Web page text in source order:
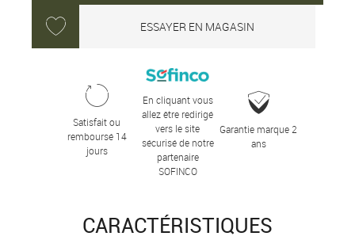
ESSAYER EN MAGASIN
Satisfait ou
remboursé 14
jours
En cliquant vous
allez être redirigé
vers le site
sécurisé de notre
partenaire
SOFINCO
Garantie marque 2
ans
CARACTÉRISTIQUES